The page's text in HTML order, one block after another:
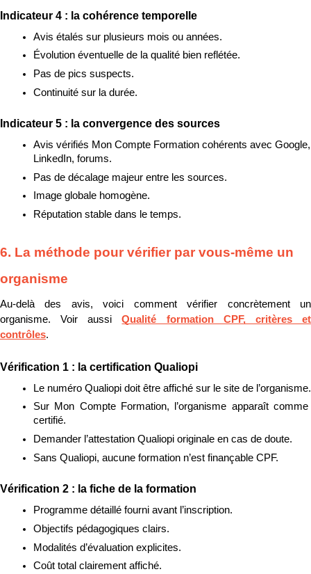
Indicateur 4 : la cohérence temporelle
Avis étalés sur plusieurs mois ou années.
Évolution éventuelle de la qualité bien reflétée.
Pas de pics suspects.
Continuité sur la durée.
Indicateur 5 : la convergence des sources
Avis vérifiés Mon Compte Formation cohérents avec Google,
LinkedIn, forums.
Pas de décalage majeur entre les sources.
Image globale homogène.
Réputation stable dans le temps.
6. La méthode pour vérifier par vous-même un
organisme
Au-delà des avis, voici comment vérifier concrètement un
organisme. Voir aussi Qualité formation CPF, critères et
contrôles.
Vérification 1 : la certification Qualiopi
Le numéro Qualiopi doit être affiché sur le site de l’organisme.
Sur Mon Compte Formation, l’organisme apparaît comme
certifié.
Demander l’attestation Qualiopi originale en cas de doute.
Sans Qualiopi, aucune formation n’est finançable CPF.
Vérification 2 : la fiche de la formation
Programme détaillé fourni avant l’inscription.
Objectifs pédagogiques clairs.
Modalités d’évaluation explicites.
Coût total clairement affiché.